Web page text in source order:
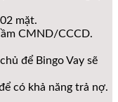
mặt.
CMND/CCCD.
để Bingo Vay sẽ
có khả năng trả nợ.